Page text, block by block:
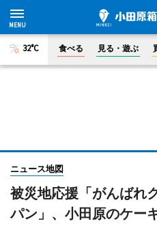
32°C 食べる 見る・遊ぶ
ニュース地図
被災地応援「がんばれ
パン」、小田原のケー